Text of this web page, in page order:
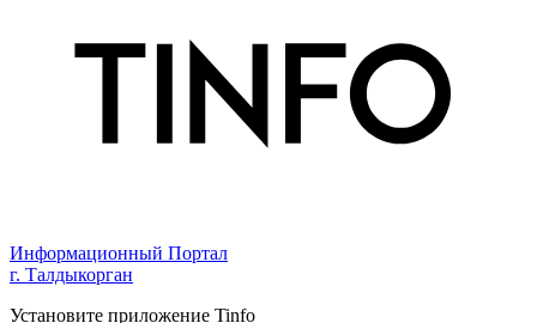
Информационный Портал
г. Талдыкорган
Установите приложение Tinfo